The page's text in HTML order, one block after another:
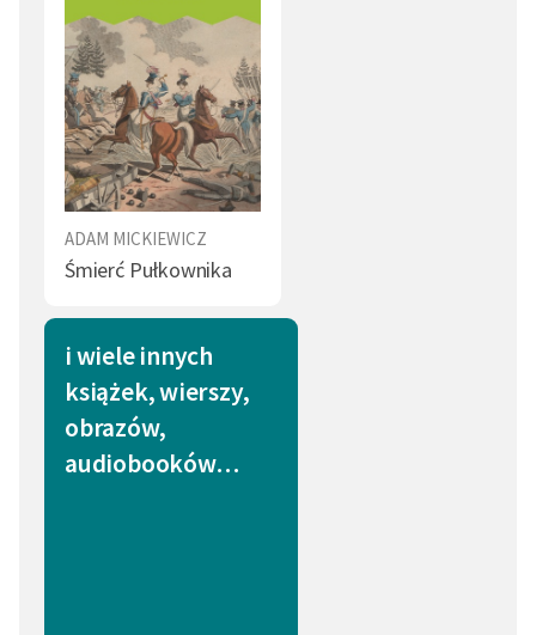
ADAM MICKIEWICZ
Śmierć Pułkownika
i wiele innych
książek, wierszy,
obrazów,
audiobooków…